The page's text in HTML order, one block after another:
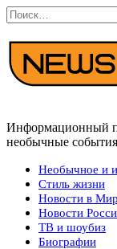
Перейти
к
содержанию
Search
for:
Информационный
необычные
Необычное и
Стиль жизни
Новости в
Новости
ТВ и шоубиз
Биографии